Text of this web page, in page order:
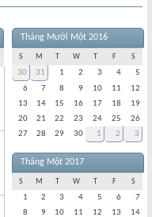
Tháng Mười Một 2016
S M W F S
30 31 1 2 3 4
5
6
7 8 9 10 11
12
13
14 15 16 17 18
19
20
21 22 23 24 25
26
27
28 29 30 1 2 3
Tháng Một 2017
S M W F S
1 2 3 4 5 6
7
8
9 10 11 12 13
14